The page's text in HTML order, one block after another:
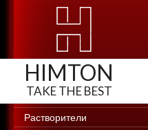
HIMTON
Растворители
Создание сайтов, создание